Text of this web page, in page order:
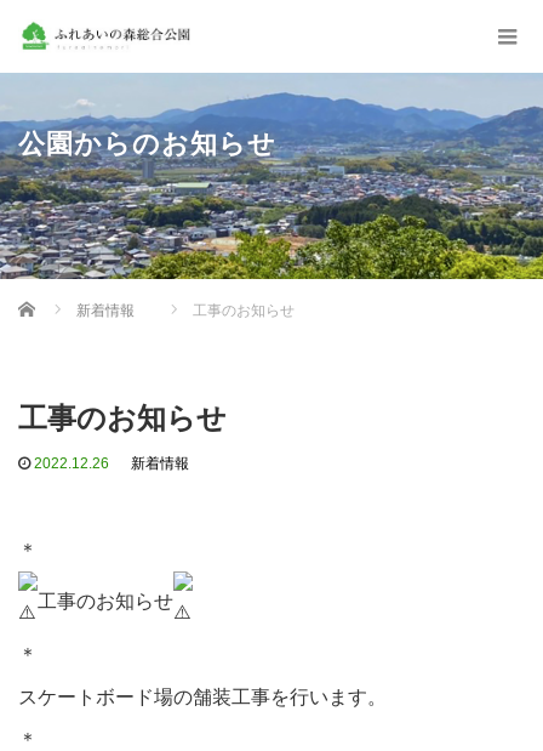
公園からのお知らせ
Home 新着情報 工事のお知らせ
工事のお知らせ
2022.12.26 新着情報
＊⁡
工事のお知らせ
＊⁡
スケートボード場の舗装工事を行います。
＊⁡